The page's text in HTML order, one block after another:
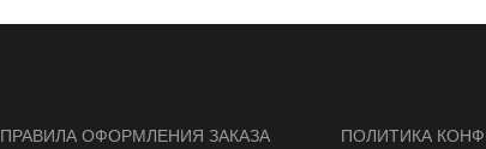
ПРАВИЛА ОФОРМЛЕНИЯ ЗАКАЗА
ПОЛИТИКА